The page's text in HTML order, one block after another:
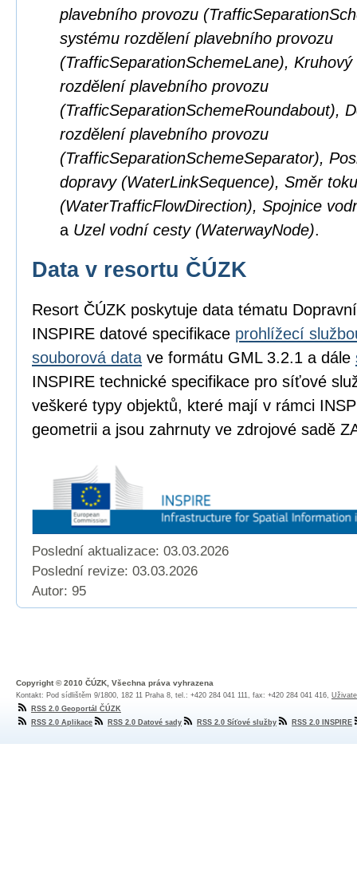
plavebního provozu
systému rozdělení plavebního provozu
(TrafficSeparationSchemeLane),
rozdělení plavebního provozu
(TrafficSeparationSchemeRoundabout),
rozdělení plavebního provozu
(TrafficSeparationSchemeSeparator),
dopravy (WaterLinkSequence), Směr
(WaterTrafficFlowDirection), Spojnice
a Uzel vodní cesty (WaterwayNode).
Data v resortu ČÚZK
Resort ČÚZK poskytuje data tématu
INSPIRE datové specifikace prohlížecí
souborová data ve formátu GML 3.2.1 a dále
INSPIRE technické specifikace pro síťové
veškeré typy objektů, které mají v rámci
geometrii a jsou zahrnuty ve zdrojové sadě
Poslední aktualizace: 03.03.2026
Poslední revize: 03.03.2026
Autor: 95
Copyright © 2010 ČÚZK, Všechna práva vyhrazena
Kontakt: Pod sídlištěm 9/1800, 182 11 Praha 8, tel.: +420 284 041 111, fax: +420 284 041 416,
RSS 2.0 Geoportál ČÚZK
RSS 2.0 Aplikace
RSS 2.0 Datové sady RSS 2.0 Síťové služby RSS 2.0 INSPIRE